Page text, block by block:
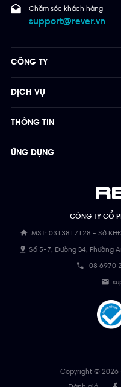
Chăm sóc khách hàng
support@rever.vn
CÔNG TY CỔ
MST: 0313817128 - Sở
Số 5-7, Đường B4, Phường
08 6970
CÔNG TY
DỊCH VỤ
THÔNG TIN
ỨNG DỤNG
Copyright © 2026